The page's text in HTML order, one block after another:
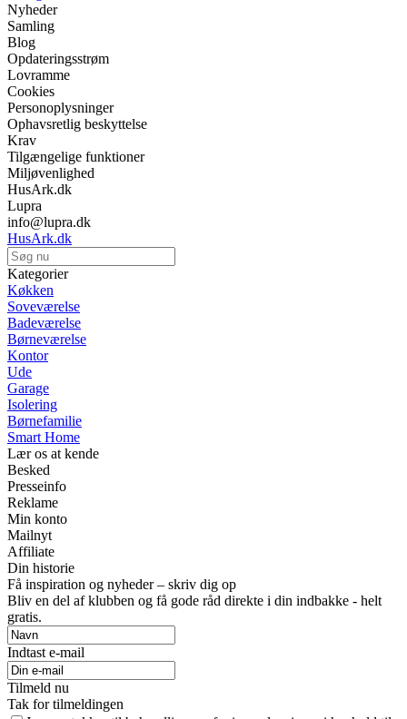
Nyheder
Samling
Blog
Opdateringsstrøm
Lovramme
Cookies
Personoplysninger
Ophavsretlig beskyttelse
Krav
Tilgængelige funktioner
Miljøvenlighed
HusArk.dk
Lupra
info@lupra.dk
HusArk.dk
Kategorier
Køkken
Soveværelse
Badeværelse
Børneværelse
Kontor
Ude
Garage
Isolering
Børnefamilie
Smart Home
Lær os at kende
Besked
Presseinfo
Reklame
Min konto
Mailnyt
Affiliate
Din historie
Få inspiration og nyheder – skriv dig op
Bliv en del af klubben og få gode råd direkte i din indbakke - helt
gratis.
Indtast e-mail
Tilmeld nu
Tak for tilmeldingen